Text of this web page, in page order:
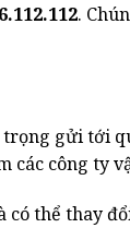
.
trọng gửi
công ty
có thể thay